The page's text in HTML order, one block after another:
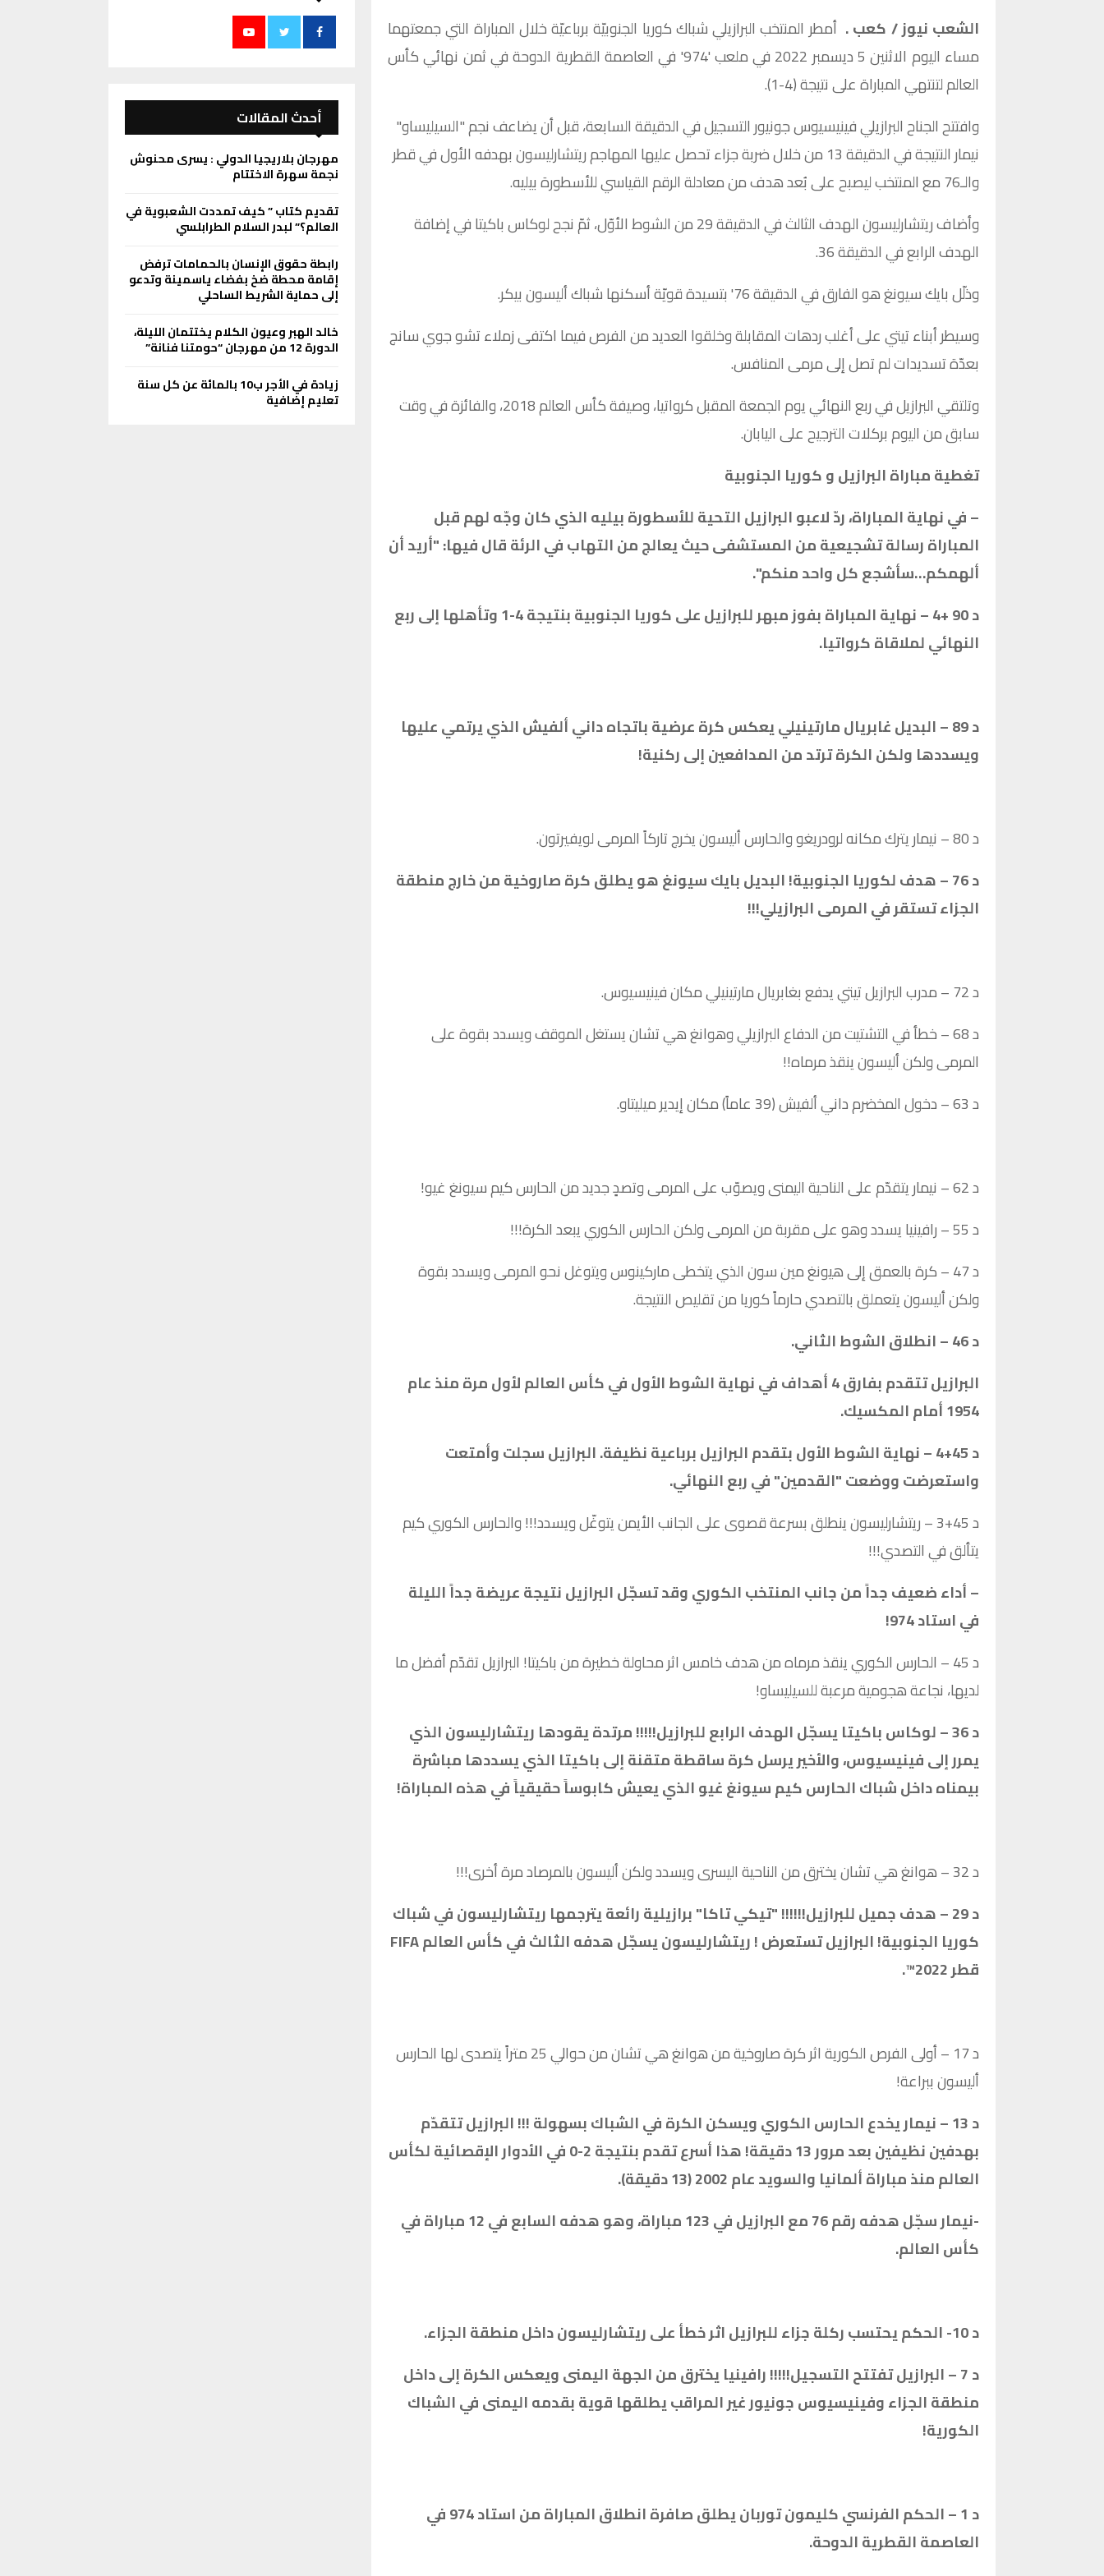
الشعب نيوز / كعب .أمطر المنتخب البرازيلي شباك كوريا الجنوبيّة برباعيّة خلال المباراة التي جمعتهما
مساء اليوم الاثنين 5 ديسمبر 2022 في ملعب '974' في العاصمة القطرية الدوحة في ثمن نهائي كأس
العالم لتنتهي المباراة على نتيجة (4-1).
وافتتح الجناح البرازيلي فينيسيوس جونيور التسجيل في الدقيقة السابعة، قبل أن يضاعف نجم "السيليساو"
نيمار النتيجة في الدقيقة 13 من خلال ضربة جزاء تحصل عليها المهاجم ريتشارليسون بهدفه الأول في قطر
والـ76 مع المنتخب ليصبح على بُعد هدف من معادلة الرقم القياسي للأسطورة بيليه.
وأضاف ريتشارليسون الهدف الثالث في الدقيقة 29 من الشوط الأوّل، ثمّ نجح لوكاس باكيتا في إضافة
الهدف الرابع في الدقيقة 36.
وذلّل بايك سيونغ هو الفارق في الدقيقة 76' بتسيدة قويّة أسكنها شباك أليسون بيكر.
وسيطر أبناء تيتي على أغلب ردهات المقابلة وخلقوا العديد من الفرص فيما اكتفى زملاء تشو جوي سانج
بعدّة تسديدات لم تصل إلى مرمى المنافس.
وتلتقي البرازيل في ربع النهائي يوم الجمعة المقبل كرواتيا، وصيفة كأس العالم 2018، والفائزة في وقت
سابق من اليوم بركلات الترجيح على اليابان.
تغطية مباراة البرازيل و كوريا الجنوبية
– في نهاية المباراة، ردّ لاعبو البرازيل التحية للأسطورة بيليه الذي كان وجّه لهم قبل
المباراة رسالة تشجيعية من المستشفى حيث يعالج من التهاب في الرئة قال فيها: "أريد أن
ألهمكم…سأشجع كل واحد منكم".
د 90 +4 – نهاية المباراة بفوز مبهر للبرازيل على كوريا الجنوبية بنتيجة 4-1 وتأهلها إلى ربع
النهائي لملاقاة كرواتيا.
د 89 – البديل غابريال مارتينيلي يعكس كرة عرضية باتجاه داني ألفيش الذي يرتمي عليها
ويسددها ولكن الكرة ترتد من المدافعين إلى ركنية!
د 80 – نيمار يترك مكانه لرودريغو والحارس أليسون يخرج تاركاً المرمى لويفيرتون.
د 76 – هدف لكوريا الجنوبية! البديل بايك سيونغ هو يطلق كرة صاروخية من خارج منطقة
الجزاء تستقر في المرمى البرازيلي!!!
د 72 – مدرب البرازيل تيتي يدفع بغابريال مارتينيلي مكان فينيسيوس.
د 68 – خطأ في التشتيت من الدفاع البرازيلي وهوانغ هي تشان يستغل الموقف ويسدد بقوة على
المرمى ولكن أليسون ينقذ مرماه!!
د 63 – دخول المخضرم داني ألفيش (39 عاماً) مكان إيدير ميليتاو.
د 62 – نيمار يتقدّم على الناحية اليمنى ويصوّب على المرمى وتصدٍ جديد من الحارس كيم سيونغ غيو!
د 55 – رافينيا يسدد وهو على مقربة من المرمى ولكن الحارس الكوري يبعد الكرة!!!
د 47 – كرة بالعمق إلى هيونغ مين سون الذي يتخطى ماركينوس ويتوغل نحو المرمى ويسدد بقوة
ولكن أليسون يتعملق بالتصدي حارماً كوريا من تقليص النتيجة.
د 46 – انطلاق الشوط الثاني.
البرازيل تتقدم بفارق 4 أهداف في نهاية الشوط الأول في كأس العالم لأول مرة منذ عام
1954 أمام المكسيك.
د 45+4 – نهاية الشوط الأول بتقدم البرازيل برباعية نظيفة. البرازيل سجلت وأمتعت
واستعرضت ووضعت "القدمين" في ربع النهائي.
د 45+3 – ريتشارليسون ينطلق بسرعة قصوى على الجانب الأيمن يتوغّل ويسدد!!! والحارس الكوري كيم
يتألق في التصدي!!!
– أداء ضعيف جداً من جانب المنتخب الكوري وقد تسجّل البرازيل نتيجة عريضة جداً الليلة
في استاد 974!
د 45 – الحارس الكوري ينقذ مرماه من هدف خامس اثر محاولة خطيرة من باكيتا! البرازيل تقدّم أفضل ما
لديها، نجاعة هجومية مرعبة للسيليساو!
د 36 – لوكاس باكيتا يسجّل الهدف الرابع للبرازيل!!!!! مرتدة يقودها ريتشارليسون الذي
يمرر إلى فينيسيوس، والأخير يرسل كرة ساقطة متقنة إلى باكيتا الذي يسددها مباشرة
بيمناه داخل شباك الحارس كيم سيونغ غيو الذي يعيش كابوساً حقيقياً في هذه المباراة!
د 32 – هوانغ هي تشان يخترق من الناحية اليسرى ويسدد ولكن أليسون بالمرصاد مرة أخرى!!!
د 29 – هدف جميل للبرازيل!!!!!! "تيكي تاكا" برازيلية رائعة يترجمها ريتشارليسون في شباك
كوريا الجنوبية! البرازيل تستعرض ! ريتشارليسون يسجّل هدفه الثالث في كأس العالم FIFA
قطر 2022™.
د 17 – أولى الفرص الكورية اثر كرة صاروخية من هوانغ هي تشان من حوالي 25 متراً يتصدى لها الحارس
أليسون ببراعة!
د 13 – نيمار يخدع الحارس الكوري ويسكن الكرة في الشباك بسهولة !!! البرازيل تتقدّم
بهدفين نظيفين بعد مرور 13 دقيقة! هذا أسرع تقدم بنتيجة 2-0 في الأدوار الإقصائية لكأس
العالم منذ مباراة ألمانيا والسويد عام 2002 (13 دقيقة).
-نيمار سجّل هدفه رقم 76 مع البرازيل في 123 مباراة، وهو هدفه السابع في 12 مباراة في
كأس العالم.
د 10- الحكم يحتسب ركلة جزاء للبرازيل اثر خطأ على ريتشارليسون داخل منطقة الجزاء.
د 7 – البرازيل تفتتح التسجيل!!!!! رافينيا يخترق من الجهة اليمنى ويعكس الكرة إلى داخل
منطقة الجزاء وفينيسيوس جونيور غير المراقب يطلقها قوية بقدمه اليمنى في الشباك
الكورية!
د 1 – الحكم الفرنسي كليمون توربان يطلق صافرة انطلاق المباراة من استاد 974 في
العاصمة القطرية الدوحة.
أحدث المقالات
مهرجان بلاريجيا الدولي : يسرى محنوش
نجمة سهرة الاختتام
تقديم كتاب ” كيف تمددت الشعبوية في
العالم؟” لبدر السلام الطرابلسي
رابطة حقوق الإنسان بالحمامات ترفض
إقامة محطة ضخ بفضاء ياسمينة وتدعو
إلى حماية الشريط الساحلي
خالد الهبر وعيون الكلام يختتمان الليلة،
الدورة 12 من مهرجان “حومتنا فنانة”
زيادة في الأجر ب10 بالمائة عن كل سنة
تعليم إضافية